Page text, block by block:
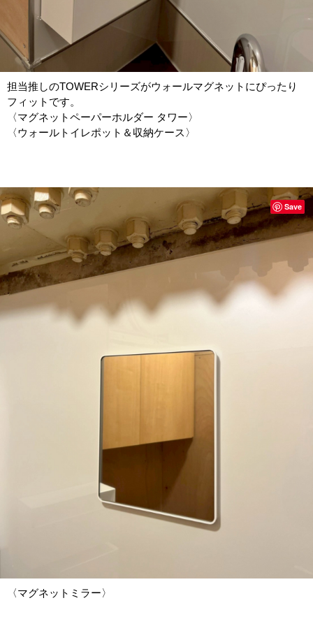
担当推しのTOWERシリーズがウォールマグネットにぴったり
フィットです。
〈マグネットペーパーホルダー タワー〉
〈ウォールトイレポット＆収納ケース〉
〈マグネットミラー〉
Save